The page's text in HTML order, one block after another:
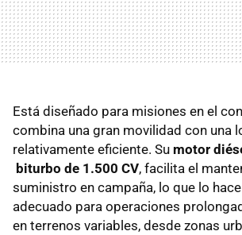
Está diseñado para misiones en el
combina una gran movilidad con una
relativamente eficiente. Su motor
biturbo de 1.500 CV, facilita el
suministro en campaña, lo que lo
adecuado para operaciones
en terrenos variables, desde zonas